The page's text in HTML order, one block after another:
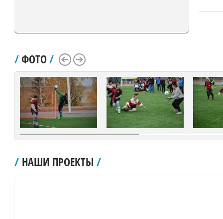
/ФОТО/
Scroll LeftScroll Right
/ НАШИ ПРОЕКТЫ /